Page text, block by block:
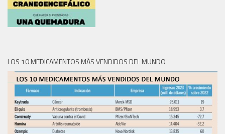
LOS 10 MEDICAMENTOS MÁS VENDIDOS DEL MUNDO